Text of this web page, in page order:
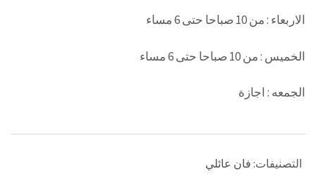
الاربعاء : من 10 صباحا حتى 6 مساء
الخميس : من 10 صباحا حتى 6 مساء
الجمعه : اجازة
التصنيفات: فان عائلي